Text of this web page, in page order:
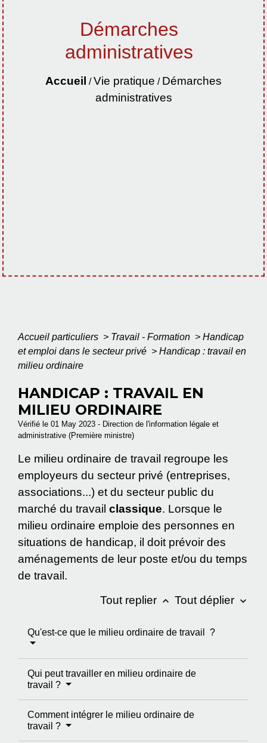
Démarches
administratives
Accueil /Vie pratique / Démarches
administratives
Accueil particuliers > Travail - Formation > Handicap
et emploi dans le secteur privé > Handicap : travail en
milieu ordinaire
HANDICAP : TRAVAIL EN
MILIEU ORDINAIRE
Vérifié le 01 May 2023 - Direction de l'information légale et
administrative (Première ministre)
Le milieu ordinaire de travail regroupe les
employeurs du secteur privé (entreprises,
associations...) et du secteur public du
marché du travail classique. Lorsque le
milieu ordinaire emploie des personnes en
situations de handicap, il doit prévoir des
aménagements de leur poste et/ou du temps
de travail.
Tout replier keyboard_arrow_up Tout déplier keyboard_arrow_down
Qu'est-ce que le milieu ordinaire de travail ?
Qui peut travailler en milieu ordinaire de
travail ?
Comment intégrer le milieu ordinaire de
travail ?